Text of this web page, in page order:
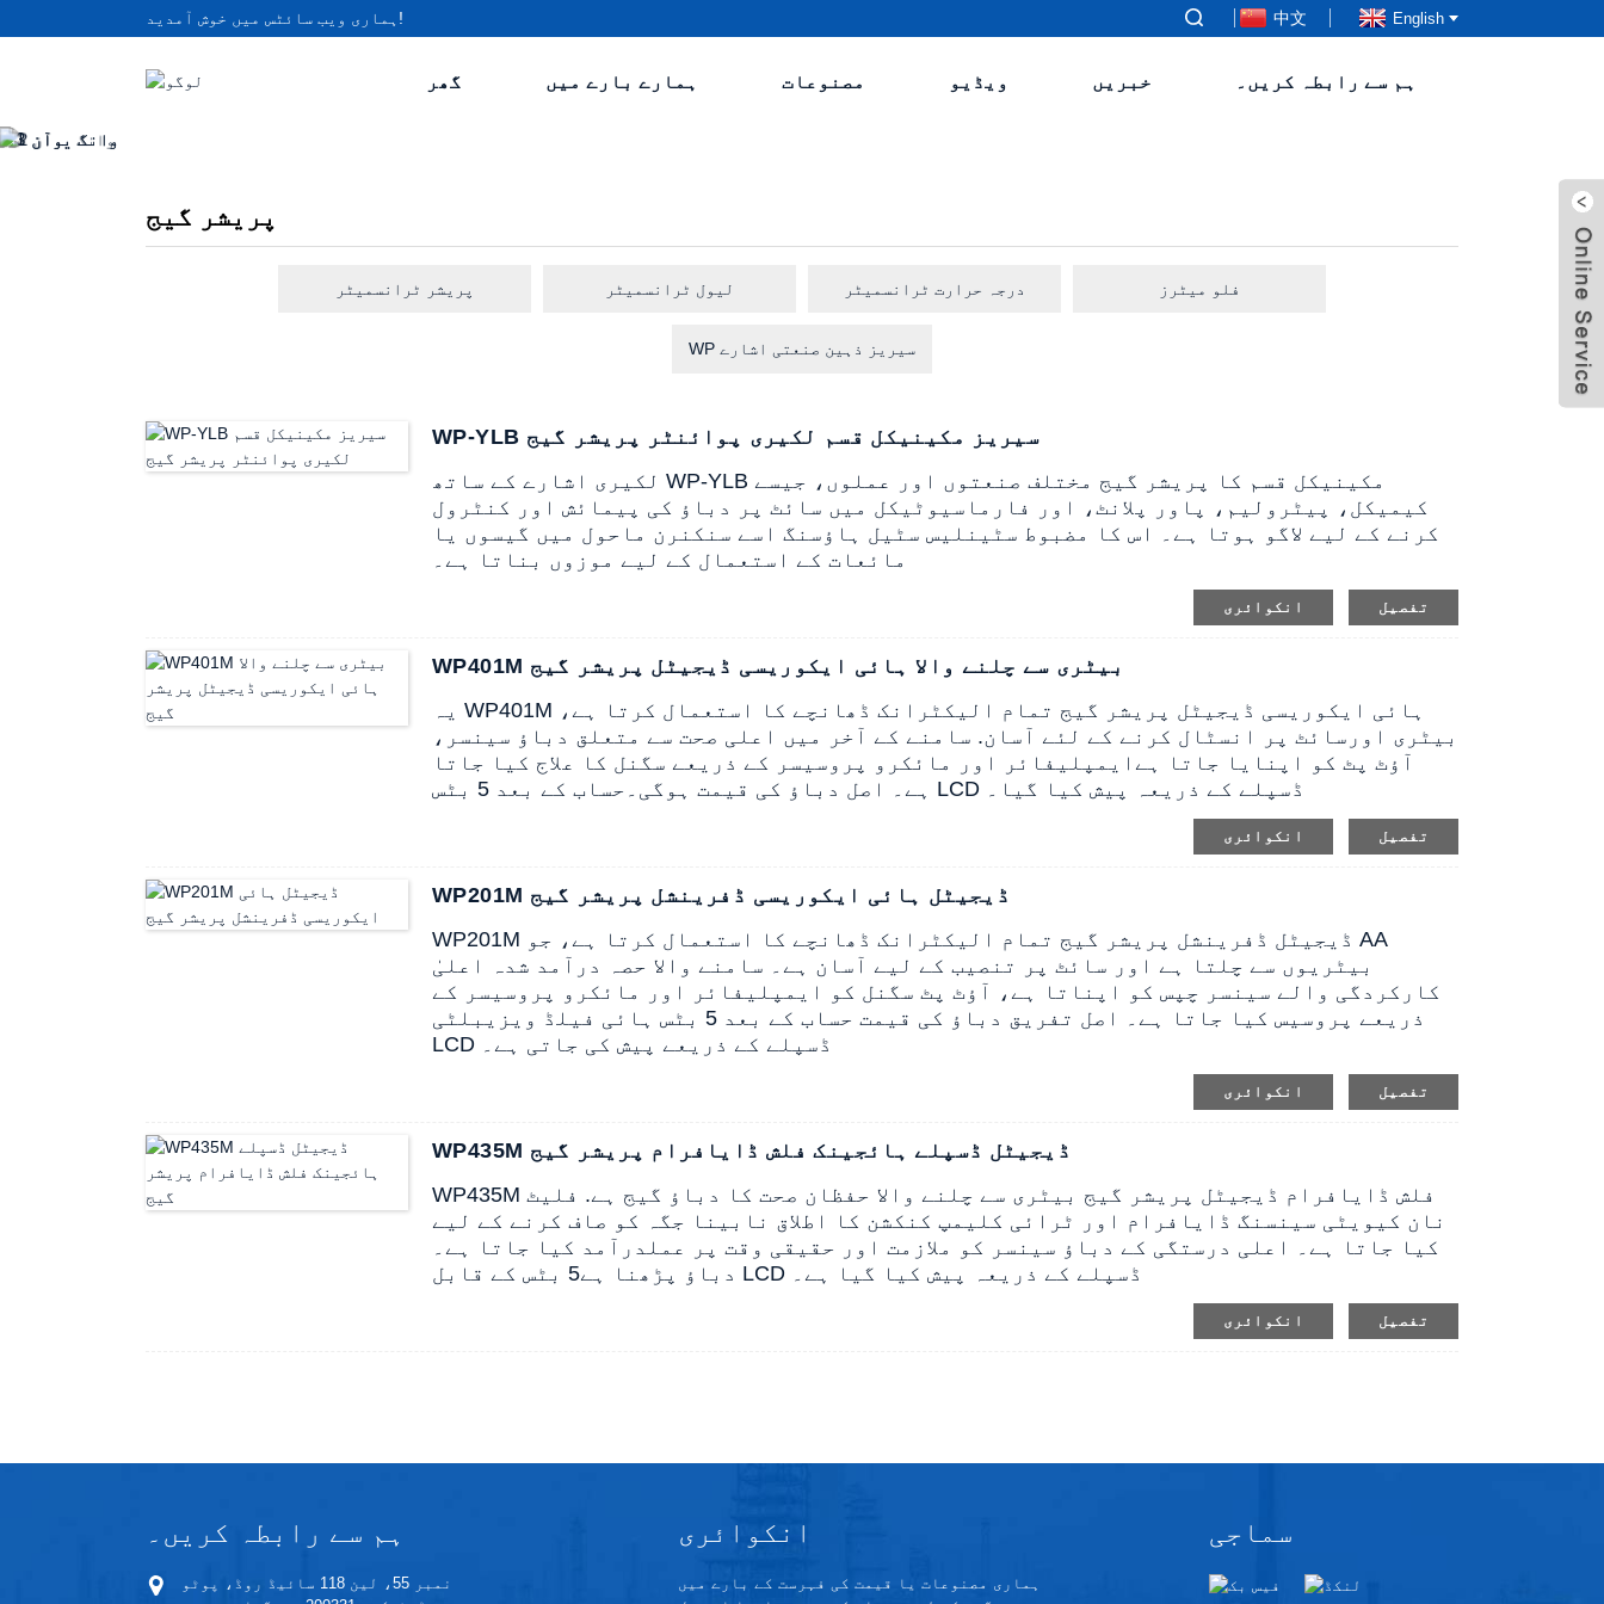
ہماری ویب سائٹس میں خوش آمدید! 中文 English
گھر ہمارے بارے میں مصنوعات ویڈیو خبریں ہم سے رابطہ کریں۔
پریشر گیج
پریشر ٹرانسمیٹر لیول ٹرانسمیٹر درجہ حرارت ٹرانسمیٹر فلو میٹرز
WP سیریز ذہین صنعتی اشارے
WP-YLB سیریز مکینیکل قسم لکیری پوائنٹر پریشر گیج
لکیری اشارے کے ساتھ WP-YLB مکینیکل قسم کا پریشر گیج مختلف صنعتوں اور عملوں، جیسے
کیمیکل، پیٹرولیم، پاور پلانٹ، اور فارماسیوٹیکل میں سائٹ پر دباؤ کی پیمائش اور کنٹرول
کرنے کے لیے لاگو ہوتا ہے۔ اس کا مضبوط سٹینلیس سٹیل ہاؤسنگ اسے سنکنرن ماحول میں گیسوں یا
مائعات کے استعمال کے لیے موزوں بناتا ہے۔
انکوائری تفصیل
WP401M بیٹری سے چلنے والا ہائی ایکوریسی ڈیجیٹل پریشر گیج
یہ WP401M ہائی ایکوریسی ڈیجیٹل پریشر گیج تمام الیکٹرانک ڈھانچے کا استعمال کرتا ہے،
بیٹری اور سائٹ پر انسٹال کرنے کے لئے آسان. سامنے کے آخر میں اعلی صحت سے متعلق دباؤ سینسر،
آؤٹ پٹ کو اپنایا جاتا ہے ایمپلیفائر اور مائکرو پروسیسر کے ذریعے سگنل کا علاج کیا جاتا
ہے۔ اصل دباؤ کی قیمت ہوگی۔
حساب کے بعد 5 بٹس LCD ڈسپلے کے ذریعہ پیش کیا گیا۔
انکوائری تفصیل
WP201M ڈیجیٹل ہائی ایکوریسی ڈفرینشل پریشر گیج
WP201M ڈیجیٹل ڈفرینشل پریشر گیج تمام الیکٹرانک ڈھانچے کا استعمال کرتا ہے، جو AA
بیٹریوں سے چلتا ہے اور سائٹ پر تنصیب کے لیے آسان ہے۔ سامنے والا حصہ درآمد شدہ اعلیٰ
کارکردگی والے سینسر چپس کو اپناتا ہے، آؤٹ پٹ سگنل کو ایمپلیفائر اور مائکرو پروسیسر کے
ذریعے پروسیس کیا جاتا ہے۔ اصل تفریق دباؤ کی قیمت حساب کے بعد 5 بٹس ہائی فیلڈ ویزیبلٹی
LCD ڈسپلے کے ذریعے پیش کی جاتی ہے۔
انکوائری تفصیل
WP435M ڈیجیٹل ڈسپلے ہائجینک فلش ڈایافرام پریشر گیج
WP435M فلش ڈایافرام ڈیجیٹل پریشر گیج بیٹری سے چلنے والا حفظان صحت کا دباؤ گیج ہے. فلیٹ
نان کیویٹی سینسنگ ڈایافرام اور ٹرائی کلیمپ کنکشن کا اطلاق نابینا جگہ کو صاف کرنے کے لیے
کیا جاتا ہے۔ اعلی درستگی کے دباؤ سینسر کو ملازمت اور حقیقی وقت پر عملدرآمد کیا جاتا ہے۔
دباؤ پڑھنا ہے
5 بٹس کے قابل LCD ڈسپلے کے ذریعہ پیش کیا گیا ہے۔
انکوائری تفصیل
ہم سے رابطہ کریں۔
نمبر 55، لین 118 سائیڈ روڈ، پوٹو
انکوائری
ہماری مصنوعات یا قیمت کی فہرست کے بارے میں
سماجی